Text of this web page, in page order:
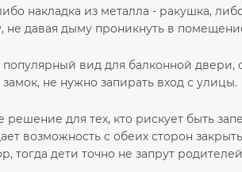
накладка из металла - ракушка,
не давая дыму проникнуть в
вид для балконной двери,
не нужно запирать вход с улицы.
решение для тех, кто рискует быть
возможность с обеих сторон
тогда дети точно не запрут